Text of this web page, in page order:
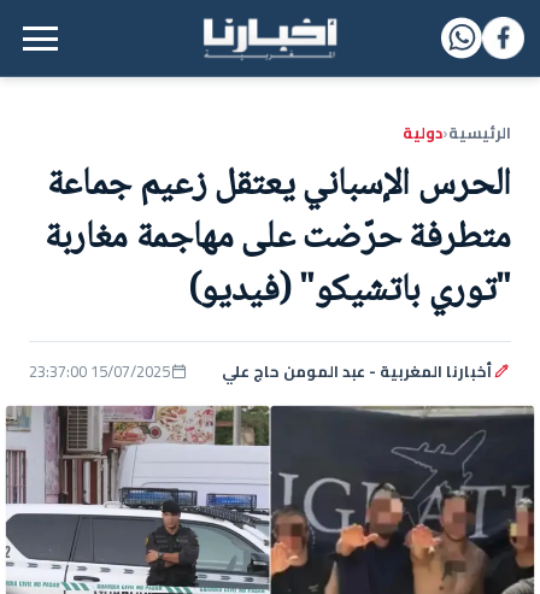
القائمة الرئيسية
الرئيسية‹دولية
الحرس الإسباني يعتقل زعيم جماعة
متطرفة حرّضت على مهاجمة مغاربة
"توري باتشيكو" (فيديو)
أخبارنا المغربية - عبد المومن حاج علي 15/07/2025 23:37:00